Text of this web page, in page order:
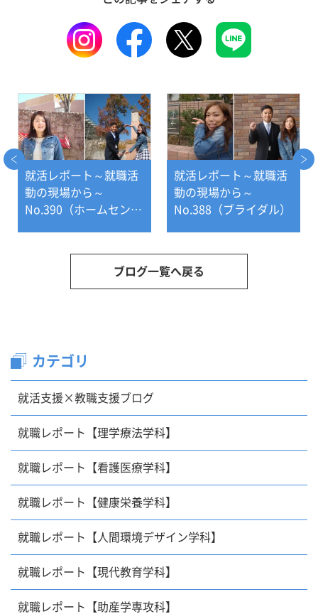
就活レポート～就職活
動の現場から～
No.388（ブライダル）
就活レポート～就職活
動の現場から～
No.390（ホームセンタ
ブログ一覧へ戻る
カテゴリ
就活支援×教職支援ブログ
就職レポート【理学療法学科】
就職レポート【看護医療学科】
就職レポート【健康栄養学科】
就職レポート【人間環境デザイン学科】
就職レポート【現代教育学科】
就職レポート【助産学専攻科】